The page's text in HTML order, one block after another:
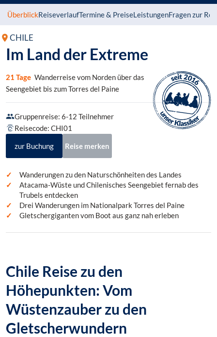
ÜberblickReiseverlaufTermine & PreiseLeistungenFragen zur
CHILE
Im Land der Extreme
21 Tage Wanderreise vom Norden über das
Seengebiet bis zum Torres del Paine
Gruppenreise: 6-12 Teilnehmer
Reisecode: CHI01
zur Buchung Reise merken
Wanderungen zu den Naturschönheiten des Landes
Atacama-Wüste und Chilenisches Seengebiet fernab des
Trubels entdecken
Drei Wanderungen im Nationalpark Torres del Paine
Gletschergiganten vom Boot aus ganz nah erleben
Chile Reise zu den
Höhepunkten: Vom
Wüstenzauber zu den
Gletscherwundern